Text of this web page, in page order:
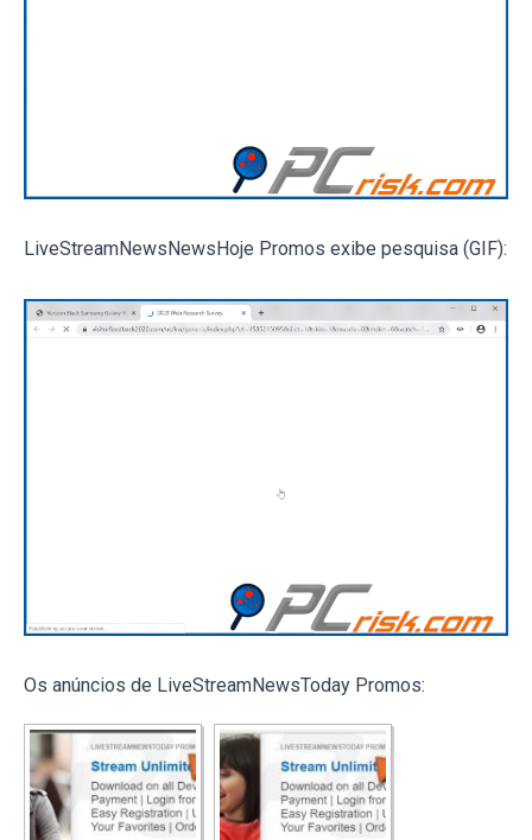
LiveStreamNewsNewsHoje Promos exibe pesquisa (GIF):
Os anúncios de LiveStreamNewsToday Promos: